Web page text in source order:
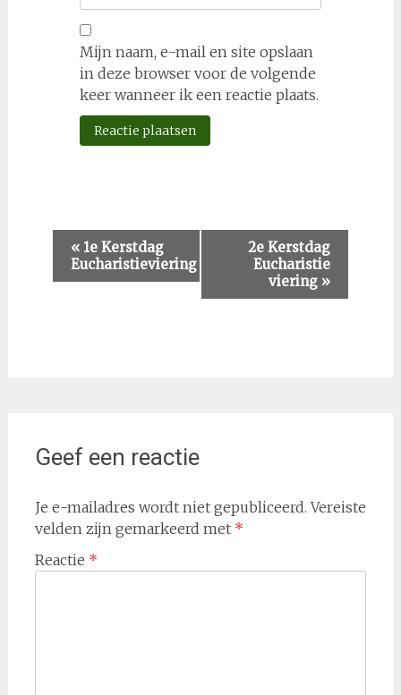
Mijn naam, e-mail en site opslaan
in deze browser voor de volgende
keer wanneer ik een reactie plaats.
Evenement
Navigatie
«1e Kerstdag
Eucharistieviering
2e Kerstdag
Eucharistie
viering »
Geef een reactie
Je e-mailadres wordt niet gepubliceerd. Vereiste
velden zijn gemarkeerd met *
Reactie *